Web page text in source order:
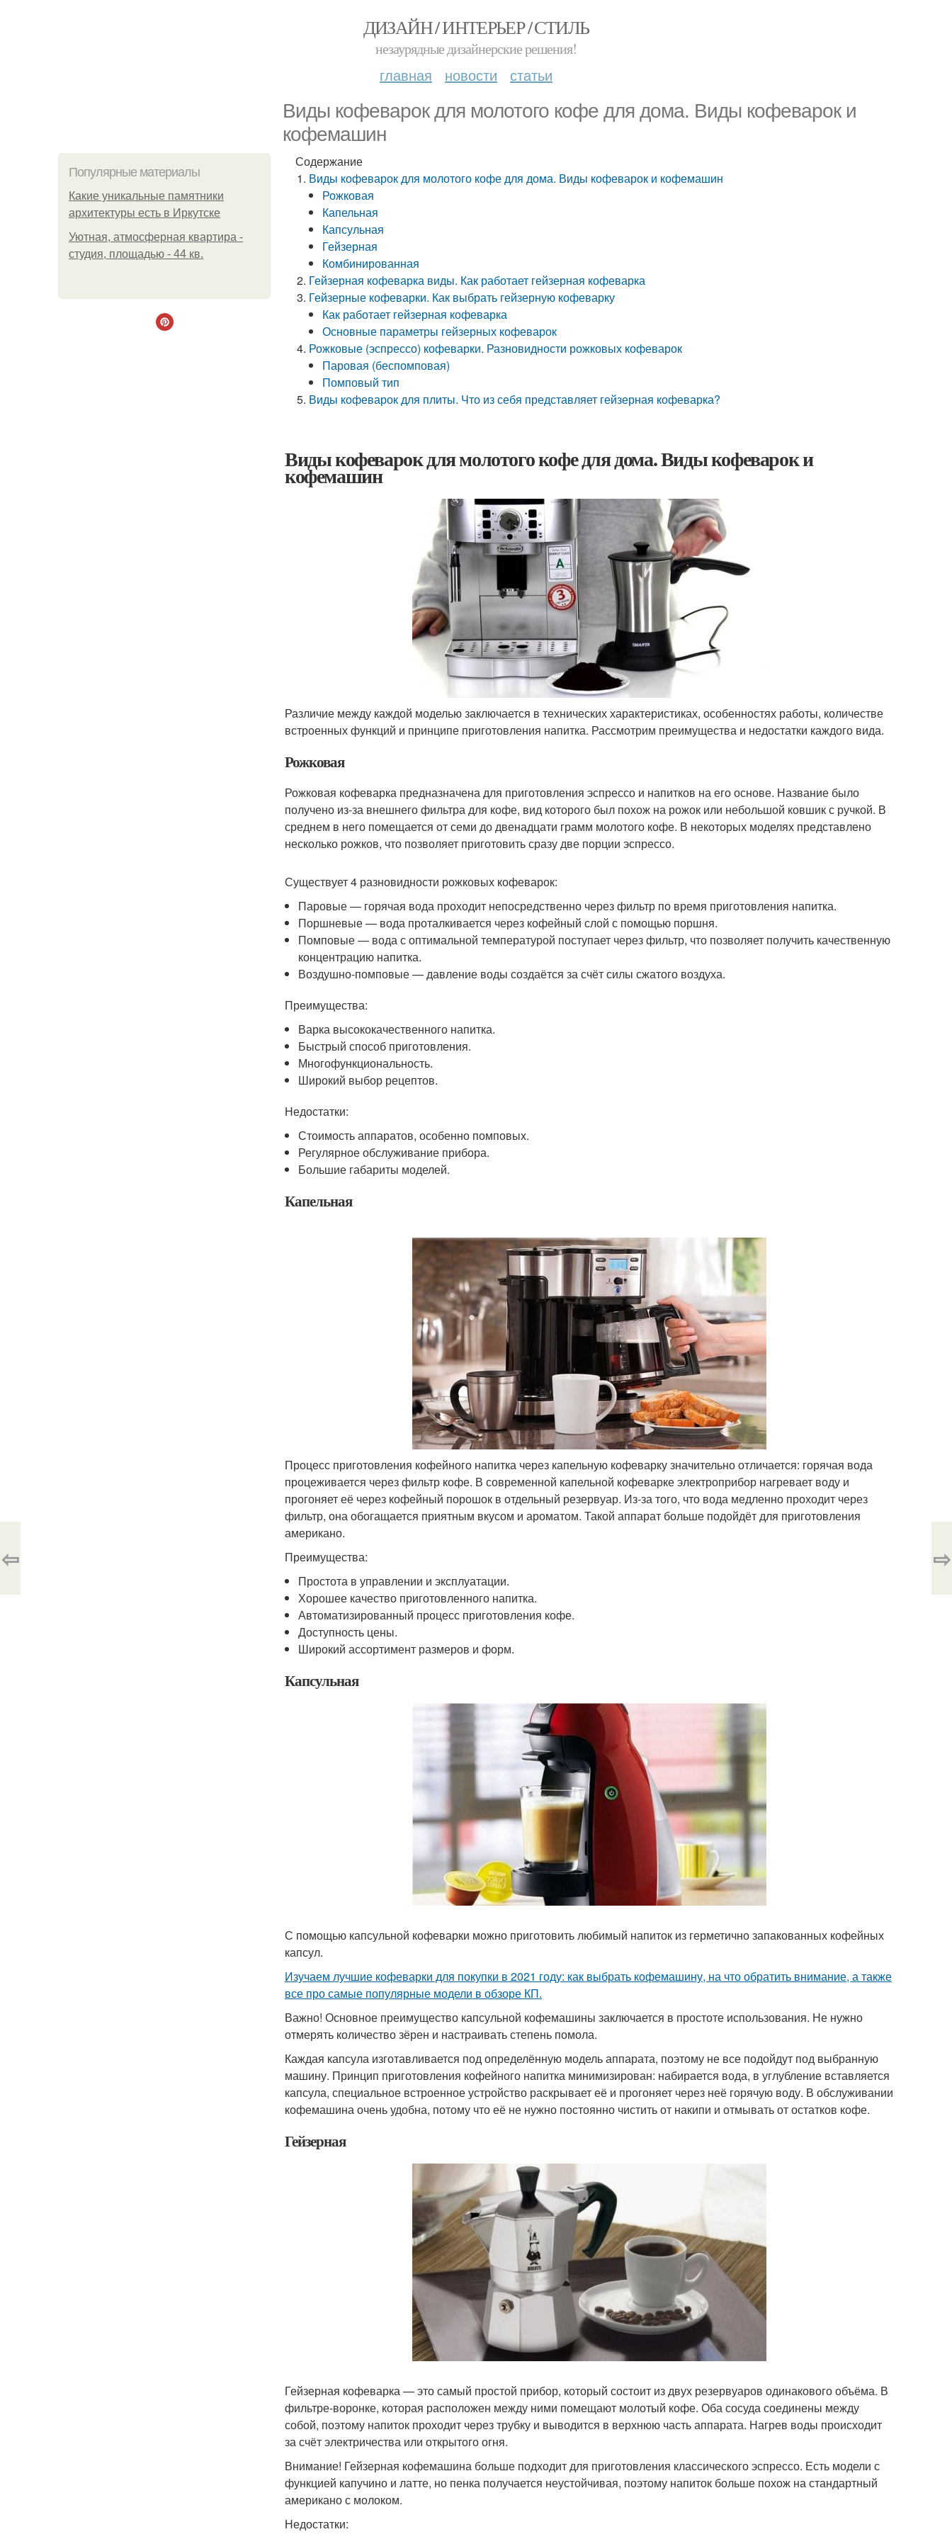
ДИЗАЙН / ИНТЕРЬЕР / СТИЛЬ
незаурядные дизайнерские решения!
главная новости статьи
Виды кофеварок для молотого кофе для дома. Виды кофеварок и
кофемашин
Популярные материалы
Какие уникальные памятники
архитектуры есть в Иркутске
Уютная, атмосферная квартира -
студия, площадью - 44 кв.
Содержание
Виды кофеварок для молотого кофе для дома. Виды кофеварок и кофемашин
Рожковая
Капельная
Капсульная
Гейзерная
Комбинированная
Гейзерная кофеварка виды. Как работает гейзерная кофеварка
Гейзерные кофеварки. Как выбрать гейзерную кофеварку
Как работает гейзерная кофеварка
Основные параметры гейзерных кофеварок
Рожковые (эспрессо) кофеварки. Разновидности рожковых кофеварок
Паровая (беспомповая)
Помповый тип
Виды кофеварок для плиты. Что из себя представляет гейзерная кофеварка?
Виды кофеварок для молотого кофе для дома. Виды кофеварок и
кофемашин
Различие между каждой моделью заключается в технических характеристиках, особенностях работы, количестве
встроенных функций и принципе приготовления напитка. Рассмотрим преимущества и недостатки каждого вида.
Рожковая
Рожковая кофеварка предназначена для приготовления эспрессо и напитков на его основе. Название было
получено из-за внешнего фильтра для кофе, вид которого был похож на рожок или небольшой ковшик с ручкой. В
среднем в него помещается от семи до двенадцати грамм молотого кофе. В некоторых моделях представлено
несколько рожков, что позволяет приготовить сразу две порции эспрессо.
Существует 4 разновидности рожковых кофеварок:
Паровые — горячая вода проходит непосредственно через фильтр по время приготовления напитка.
Поршневые — вода проталкивается через кофейный слой с помощью поршня.
Помповые — вода с оптимальной температурой поступает через фильтр, что позволяет получить качественную
концентрацию напитка.
Воздушно-помповые — давление воды создаётся за счёт силы сжатого воздуха.
Преимущества:
Варка высококачественного напитка.
Быстрый способ приготовления.
Многофункциональность.
Широкий выбор рецептов.
Недостатки:
Стоимость аппаратов, особенно помповых.
Регулярное обслуживание прибора.
Большие габариты моделей.
Капельная
Процесс приготовления кофейного напитка через капельную кофеварку значительно отличается: горячая вода
процеживается через фильтр кофе. В современной капельной кофеварке электроприбор нагревает воду и
прогоняет её через кофейный порошок в отдельный резервуар. Из-за того, что вода медленно проходит через
фильтр, она обогащается приятным вкусом и ароматом. Такой аппарат больше подойдёт для приготовления
американо.
Преимущества:
Простота в управлении и эксплуатации.
Хорошее качество приготовленного напитка.
Автоматизированный процесс приготовления кофе.
Доступность цены.
Широкий ассортимент размеров и форм.
Капсульная
С помощью капсульной кофеварки можно приготовить любимый напиток из герметично запакованных кофейных
капсул.
Изучаем лучшие кофеварки для покупки в 2021 году: как выбрать кофемашину, на что обратить внимание, а также
все про самые популярные модели в обзоре КП.
Важно! Основное преимущество капсульной кофемашины заключается в простоте использования. Не нужно
отмерять количество зёрен и настраивать степень помола.
Каждая капсула изготавливается под определённую модель аппарата, поэтому не все подойдут под выбранную
машину. Принцип приготовления кофейного напитка минимизирован: набирается вода, в углубление вставляется
капсула, специальное встроенное устройство раскрывает её и прогоняет через неё горячую воду. В обслуживании
кофемашина очень удобна, потому что её не нужно постоянно чистить от накипи и отмывать от остатков кофе.
Гейзерная
Гейзерная кофеварка — это самый простой прибор, который состоит из двух резервуаров одинакового объёма. В
фильтре-воронке, которая расположен между ними помещают молотый кофе. Оба сосуда соединены между
собой, поэтому напиток проходит через трубку и выводится в верхнюю часть аппарата. Нагрев воды происходит
за счёт электричества или открытого огня.
Внимание! Гейзерная кофемашина больше подходит для приготовления классического эспрессо. Есть модели с
функцией капучино и латте, но пенка получается неустойчивая, поэтому напиток больше похож на стандартный
американо с молоком.
Недостатки:
⇦ ⇨